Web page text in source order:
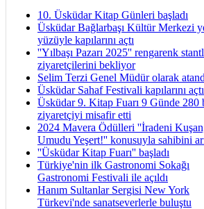
10. Üsküdar Kitap Günleri başladı
Üsküdar Bağlarbaşı Kültür Merkezi
yüzüyle kapılarını açtı
''Yılbaşı Pazarı 2025'' rengarenk
ziyaretçilerini bekliyor
Selim Terzi Genel Müdür olarak
Üsküdar Sahaf Festivali kapılarını açtı
Üsküdar 9. Kitap Fuarı 9 Günde 280
ziyaretçiyi misafir etti
2024 Mavera Ödülleri ''İradeni
Umudu Yeşert!'' konusuyla sahibini
''Üsküdar Kitap Fuarı'' başladı
Türkiye'nin ilk Gastronomi Sokağı
Gastronomi Festivali ile açıldı
Hanım Sultanlar Sergisi New York
Türkevi'nde sanatseverlerle buluştu